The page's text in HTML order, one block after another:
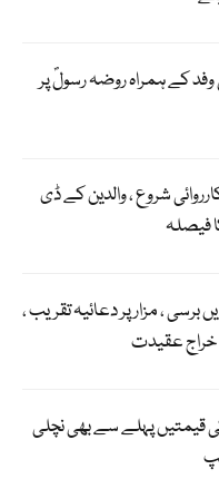
کے ہمراہ روضہ رسولؐ پر
شروع ، والدین کے ڈی
فیصلہ
طفیل شہید کی 68 ویں برسی ، مزار پر دعائیہ تقریب ،
خراج عقیدت
قیمتیں پہلے سے بھی نچلی